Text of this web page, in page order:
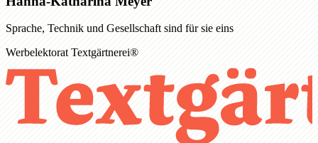
Sprache, Technik und Gesellschaft sind für sie eins
Werbelektorat Textgärtnerei®